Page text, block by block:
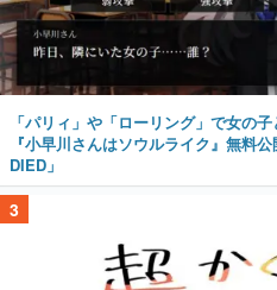
「パリィ」や「ローリング」で女の
『小早川さんはソウルライク』無料
DIED」
3